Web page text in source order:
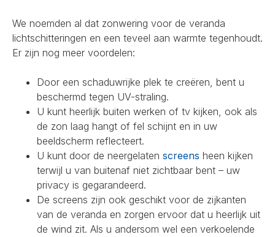
We noemden al dat zonwering voor de veranda
lichtschitteringen en een teveel aan warmte tegenhoudt.
Er zijn nog meer voordelen:
Door een schaduwrijke plek te creëren, bent u
beschermd tegen UV-straling.
U kunt heerlijk buiten werken of tv kijken, ook als
de zon laag hangt of fel schijnt en in uw
beeldscherm reflecteert.
U kunt door de neergelaten screens heen kijken
terwijl u van buitenaf niet zichtbaar bent – uw
privacy is gegarandeerd.
De screens zijn ook geschikt voor de zijkanten
van de veranda en zorgen ervoor dat u heerlijk uit
de wind zit. Als u andersom wel een verkoelende